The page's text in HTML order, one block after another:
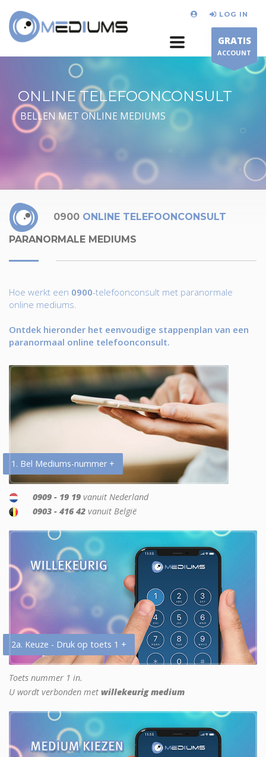
LOG IN
GRATIS
ACCOUNT
ONLINE TELEFOONCONSULT
BELLEN MET ONLINE MEDIUMS
0900 ONLINE TELEFOONCONSULT
PARANORMALE MEDIUMS
Hoe werkt een 0900-telefoonconsult met paranormale
online mediums.
Ontdek hieronder het eenvoudige stappenplan van een
paranormaal online telefoonconsult.
1. Bel Mediums-nummer +
0909 - 19 19 vanuit Nederland
0903 - 416 42 vanuit België
2a. Keuze - Druk op toets 1 +
Toets nummer 1 in.
U wordt verbonden met willekeurig medium